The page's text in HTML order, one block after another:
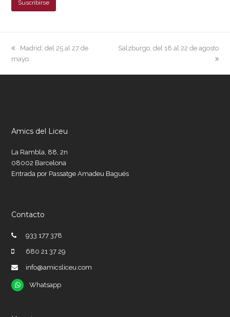
previous
post:
Madrid, del 25 al 27 de
mayo
next
Salzburgo, del 18 al 22 de agosto
Amics del Liceu
La Rambla, 88, 2n
08002 Barcelona
Entrada por Passatge Amadeu Bagués
Contacto
933 177 378
680 21 37 29
info@amicsliceu.com
Whatsapp
Whatsapp